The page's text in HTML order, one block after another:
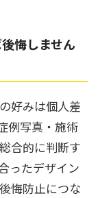
悔しません
好みは個人差
例写真・施術
合的に判断す
ったデザイン
悔防止につな